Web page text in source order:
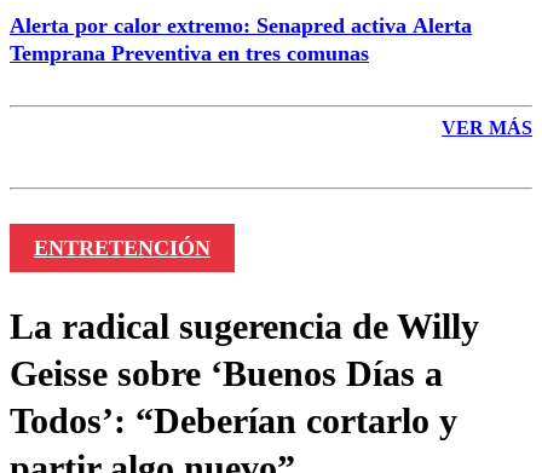
Alerta por calor extremo: Senapred activa Alerta
Temprana Preventiva en tres comunas
VER MÁS
ENTRETENCIÓN
La radical sugerencia de Willy
Geisse sobre ‘Buenos Días a
Todos’: “Deberían cortarlo y